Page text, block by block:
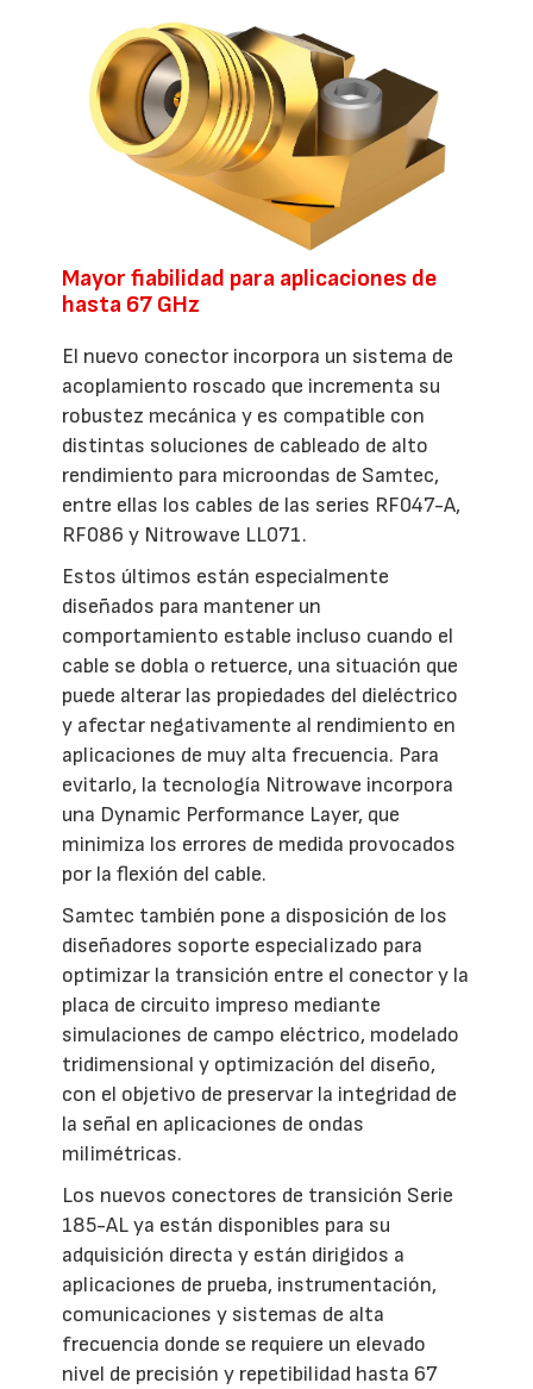
Mayor fiabilidad para aplicaciones de
hasta 67 GHz
El nuevo conector incorpora un sistema de
acoplamiento roscado que incrementa su
robustez mecánica y es compatible con
distintas soluciones de cableado de alto
rendimiento para microondas de Samtec,
entre ellas los cables de las series RF047-A,
RF086 y Nitrowave LL071.
Estos últimos están especialmente
diseñados para mantener un
comportamiento estable incluso cuando el
cable se dobla o retuerce, una situación que
puede alterar las propiedades del dieléctrico
y afectar negativamente al rendimiento en
aplicaciones de muy alta frecuencia. Para
evitarlo, la tecnología Nitrowave incorpora
una Dynamic Performance Layer, que
minimiza los errores de medida provocados
por la flexión del cable.
Samtec también pone a disposición de los
diseñadores soporte especializado para
optimizar la transición entre el conector y la
placa de circuito impreso mediante
simulaciones de campo eléctrico, modelado
tridimensional y optimización del diseño,
con el objetivo de preservar la integridad de
la señal en aplicaciones de ondas
milimétricas.
Los nuevos conectores de transición Serie
185-AL ya están disponibles para su
adquisición directa y están dirigidos a
aplicaciones de prueba, instrumentación,
comunicaciones y sistemas de alta
frecuencia donde se requiere un elevado
nivel de precisión y repetibilidad hasta 67